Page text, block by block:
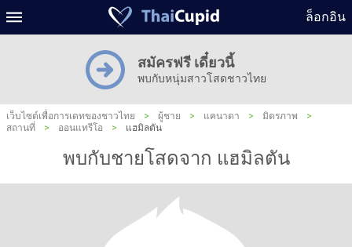
ล็อกอิน
สมัครฟรี เดี๋ยวนี้
พบกับหนุ่มสาวโสดชาวไทย
เว็บไซต์เพื่อการเดทของชาวไทย > ผู้ชาย > แคนาดา > มิตรภาพ
>
สถานที่
> ออนแทรีโอ > แฮมิลตัน
พบกับชายโสดจาก แฮมิลตัน